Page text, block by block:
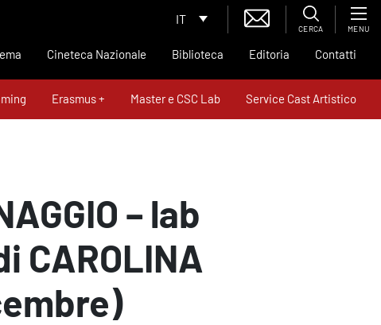
IT
CERCA MENU
Cineteca Nazionale Biblioteca Editoria Contatti
Erasmus + Master e CSC Lab Service Cast Artistico
– lab
CAROLINA